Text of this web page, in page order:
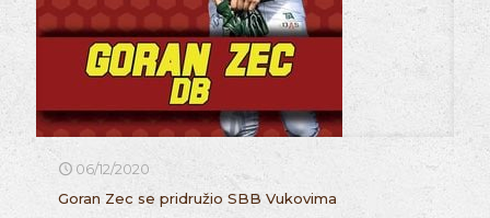
06/12/2020
Goran Zec se pridružio SBB Vukovima